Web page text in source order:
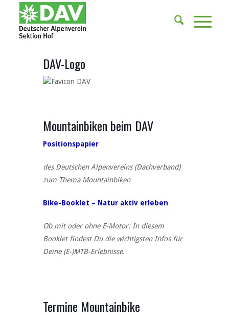
DAV-Logo
Mountainbiken beim DAV
Positionspapier
des Deutschen Alpenvereins (Dachverband)
zum Thema Mountainbiken
Bike-Booklet – Natur aktiv erleben
Ob mit oder ohne E-Motor: In diesem
Booklet findest Du die wichtigsten Infos für
Deine (E-)MTB-Erlebnisse.
Termine Mountainbike